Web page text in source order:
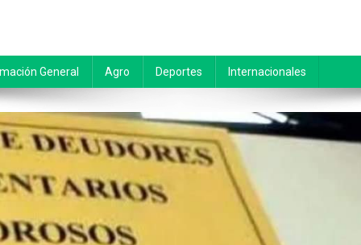
General Agro Deportes Internacionales